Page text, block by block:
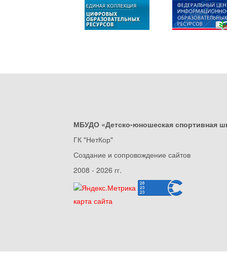
МБУДО «Детско-юношеская спортивная
ГК "НетКор"
Создание и сопровождение сайтов
2008 - 2026 гг.
карта сайта